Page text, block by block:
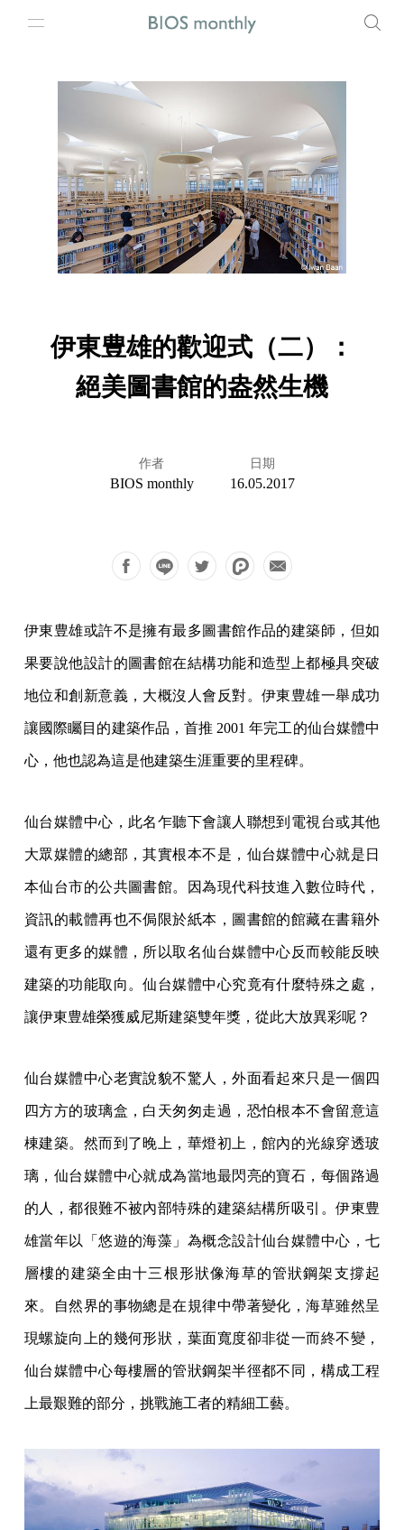
伊東豊雄的歡迎式（二）：
絕美圖書館的盎然生機
作者
BIOS monthly
日期
16.05.2017
伊東豊雄或許不是擁有最多圖書館作品的建築師，但如
果要說他設計的圖書館在結構功能和造型上都極具突破
地位和創新意義，大概沒人會反對。伊東豊雄一舉成功
讓國際矚目的建築作品，首推 2001 年完工的仙台媒體中
心，他也認為這是他建築生涯重要的里程碑。
仙台媒體中心，此名乍聽下會讓人聯想到電視台或其他
大眾媒體的總部，其實根本不是，仙台媒體中心就是日
本仙台市的公共圖書館。因為現代科技進入數位時代，
資訊的載體再也不侷限於紙本，圖書館的館藏在書籍外
還有更多的媒體，所以取名仙台媒體中心反而較能反映
建築的功能取向。仙台媒體中心究竟有什麼特殊之處，
讓伊東豊雄榮獲威尼斯建築雙年獎，從此大放異彩呢？
仙台媒體中心老實說貌不驚人，外面看起來只是一個四
四方方的玻璃盒，白天匆匆走過，恐怕根本不會留意這
棟建築。然而到了晚上，華燈初上，館內的光線穿透玻
璃，仙台媒體中心就成為當地最閃亮的寶石，每個路過
的人，都很難不被內部特殊的建築結構所吸引。伊東豊
雄當年以「悠遊的海藻」為概念設計仙台媒體中心，七
層樓的建築全由十三根形狀像海草的管狀鋼架支撐起
來。自然界的事物總是在規律中帶著變化，海草雖然呈
現螺旋向上的幾何形狀，葉面寬度卻非從一而終不變，
仙台媒體中心每樓層的管狀鋼架半徑都不同，構成工程
上最艱難的部分，挑戰施工者的精細工藝。